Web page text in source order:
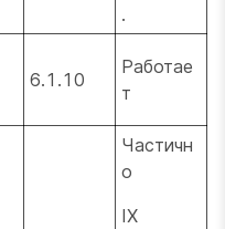
.
6.1.10
Работае
т
Частичн
о
IX